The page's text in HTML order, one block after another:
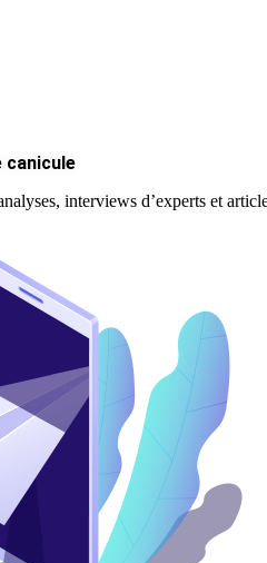
canicule
interviews d’experts et